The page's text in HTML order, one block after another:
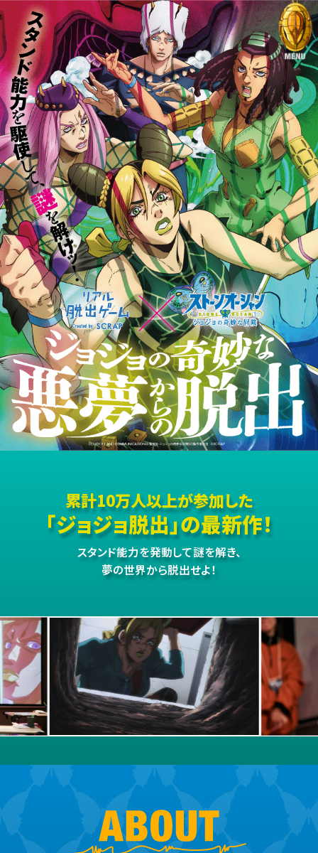
累計10万人以上が参加した
「ジョジョ脱出」の最新作！
スタンド能力を発動して謎を解き、
夢の世界から脱出せよ！